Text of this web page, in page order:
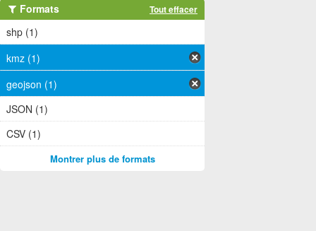
Formats Tout effacer
shp (1)
kmz (1)
geojson (1)
JSON (1)
CSV (1)
Montrer plus de formats